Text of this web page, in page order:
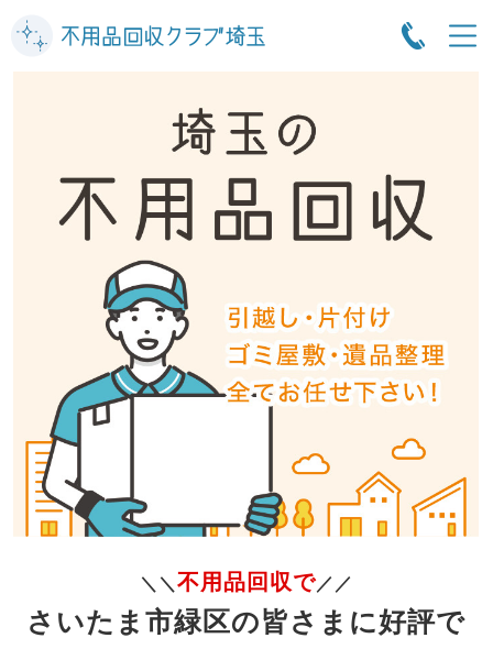
＼＼ 不用品回収で／／
さいたま市緑区の皆さまに好評で